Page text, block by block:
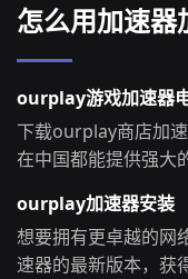
怎么用加速
ourplay游戏加速器
下载ourplay商店加
在中国都能提供强大
ourplay加速器安装
想要拥有更卓越的网
速器的最新版本，获